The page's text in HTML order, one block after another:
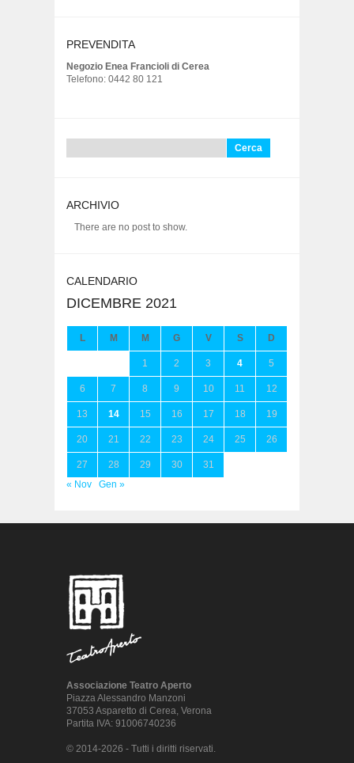
PREVENDITA
Negozio Enea Francioli di Cerea
Telefono: 0442 80 121
per:
ARCHIVIO
There are no post to show.
CALENDARIO
DICEMBRE 2021
L M M G V S D
1 2 3 4 5
6 7 8 9 10 11 12
13 14 15 16 17 18 19
20 21 22 23 24 25 26
27 28 29 30
31
« Nov
Gen »
Associazione Teatro Aperto
Piazza Alessandro Manzoni
37053 Asparetto di Cerea, Verona
Partita IVA: 91006740236
© 2014-2026 - Tutti i diritti riservati.